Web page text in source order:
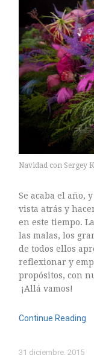
Navidad con Sergey
Se acaba el año,
vista atrás y
en este tiempo.
las malas, los
de todos ellos
reflexionar y
propósitos, con
¡Allá vamos!
Continue Reading
31 diciembre, 2015